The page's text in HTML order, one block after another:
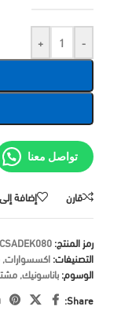
-
+
تواصل معنا
قارن إضافة
رمز المنتج:
التصنيفات:اكسسوارات,
الوسوم:باناسونيك,مشترك
Share: